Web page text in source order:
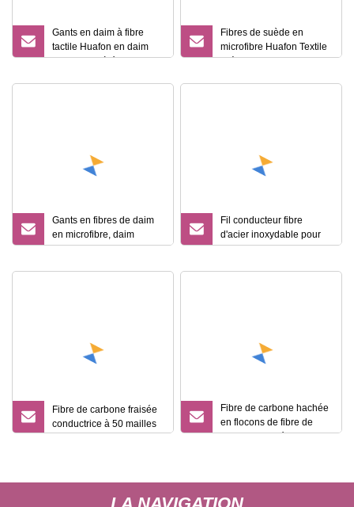
Gants en daim à fibre
tactile Huafon en daim
conducteur à écran tactile
Fibres de suède en
microfibre Huafon Textile
suède conducteur pour
Gants en fibres de daim
en microfibre, daim
conducteur pour gants, E
Fil conducteur fibre
d'acier inoxydable pour
gants tactiles de
Fibre de carbone fraisée
conductrice à 50 mailles
Fibre de carbone hachée
en flocons de fibre de
carbone hachée